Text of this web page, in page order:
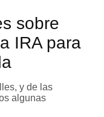
sobre
IRA para
y de las
algunas